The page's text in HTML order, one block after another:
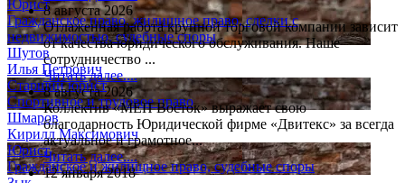
Юрист
Гражданское право, жилищное право, сделки с
недвижимостью, судебные споры
Шутов
Илья Петрович
Старший юрист
Спортивное и трудовое право
Шмаров
Кирилл Максимович
Юрист
Гражданское и жилищное право, судебные споры
8 августа 2026
Отлаженная работа крупной торговой компании зависит
от качества юридического обслуживания. Наше
сотрудничество ...
Читать далее....
8 августа 2026
Коллектив «МЕП Восток» выражает свою
благодарность Юридической фирме «Двитекс» за всегда
актуальное и грамотное...
Читать далее....
12 января 2018